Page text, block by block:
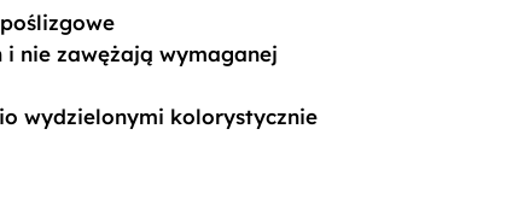
nie zawężają wymaganej
wydzielonymi kolorystycznie